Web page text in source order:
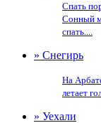
Спать
Сонный
спать....
» Снегирь
На
летает
» Уехали